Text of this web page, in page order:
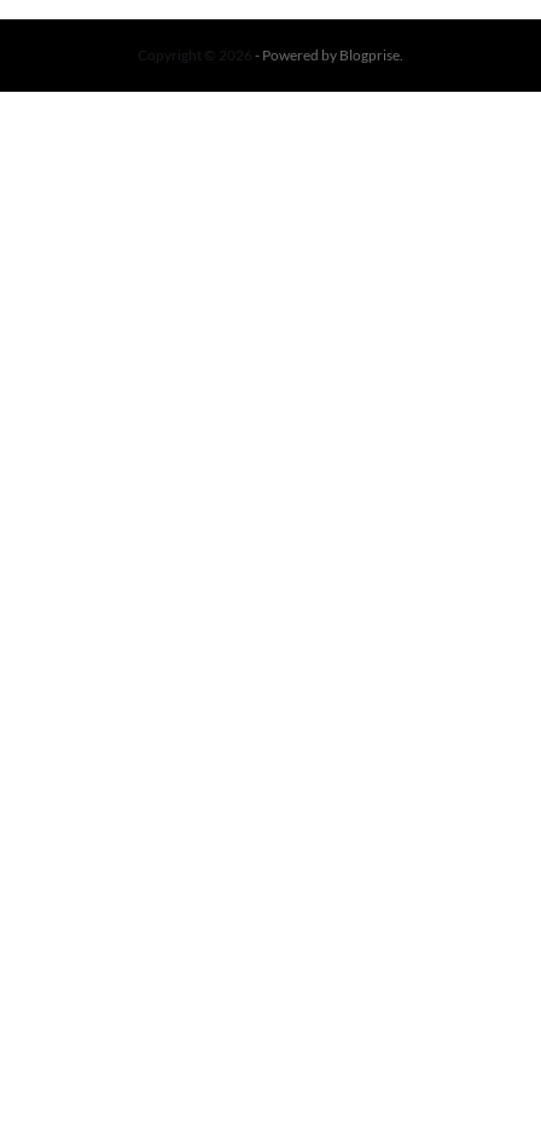
Copyright © 2026 - Powered by Blogprise.